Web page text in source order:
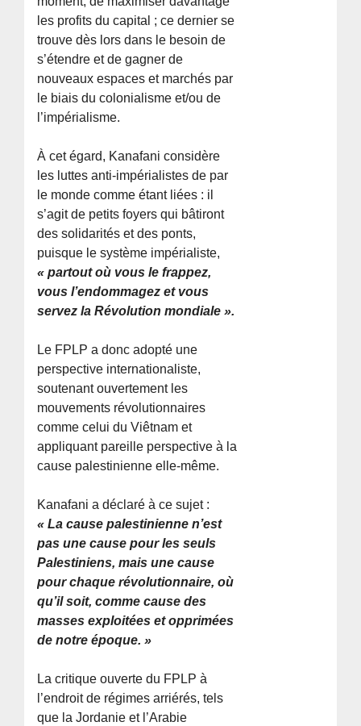
les profits du capital ; ce dernier se
trouve dès lors dans le besoin de
s’étendre et de gagner de
nouveaux espaces et marchés par
le biais du colonialisme et/ou de
l’impérialisme.
À cet égard, Kanafani considère
les luttes anti-impérialistes de par
le monde comme étant liées : il
s’agit de petits foyers qui bâtiront
des solidarités et des ponts,
puisque le système impérialiste,
« partout où vous le frappez,
vous l’endommagez et vous
servez la Révolution mondiale ».
Le FPLP a donc adopté une
perspective internationaliste,
soutenant ouvertement les
mouvements révolutionnaires
comme celui du Viêtnam et
appliquant pareille perspective à la
cause palestinienne elle-même.
Kanafani a déclaré à ce sujet :
« La cause palestinienne n’est
pas une cause pour les seuls
Palestiniens, mais une cause
pour chaque révolutionnaire, où
qu’il soit, comme cause des
masses exploitées et opprimées
de notre époque. »
La critique ouverte du FPLP à
l’endroit de régimes arriérés, tels
que la Jordanie et l’Arabie